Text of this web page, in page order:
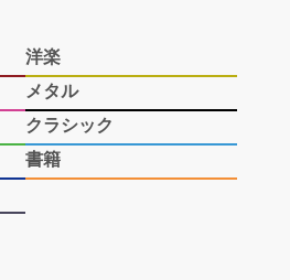
洋楽
メタル
クラシック
書籍